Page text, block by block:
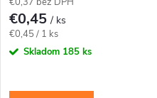
€0,45/ ks
Jednotková
cena:
€0,45 / 1 ks
Skladom 185 ks